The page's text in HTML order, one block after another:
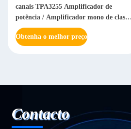
canais TPA3255 Amplificador de
potência / Amplificador mono de classe
D ponteável
Obtenha o melhor preço
Contacto